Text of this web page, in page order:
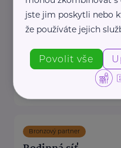
propojuje děti z
domovů se zájemci ...
https://
+420 608 452 121
info@spoluzivot.cz
Bronzový partner
jste jim poskytli nebo
že používáte jejich
Povolit vše